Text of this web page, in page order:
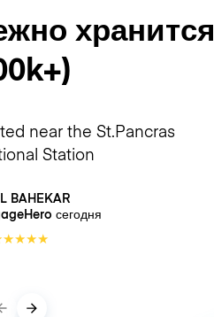
хранится
near the St.Pancras
Station
BAHEKAR
сегодня
★★★★